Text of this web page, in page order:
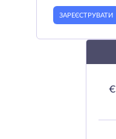
ЗАРЕЄСТРУВАТИ
€